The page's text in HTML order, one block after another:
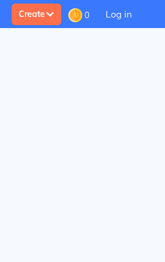
Create 0 Log in